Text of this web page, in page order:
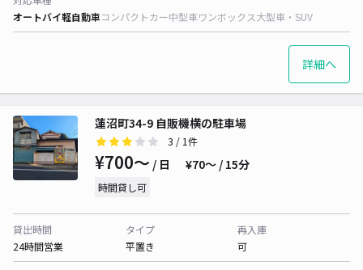
オートバイ軽自動車コンパクトカー中型車ワンボックス大型車・SUV
詳細へ
蓮沼町34-9 自販機横の駐車場
3 / 1件
¥700〜 / 日 ¥70〜 / 15分
時間貸し可
貸出時間
24時間営業
タイプ
平置き
再入庫
可